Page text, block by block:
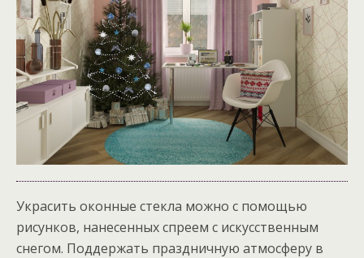
Украсить оконные стекла можно с помощью
рисунков, нанесенных спреем с искусственным
снегом. Поддержать праздничную атмосферу в